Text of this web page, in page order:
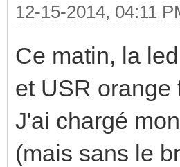
12-15-2014, 04:11
Ce matin, la
et USR orange
J'ai chargé
(mais sans le